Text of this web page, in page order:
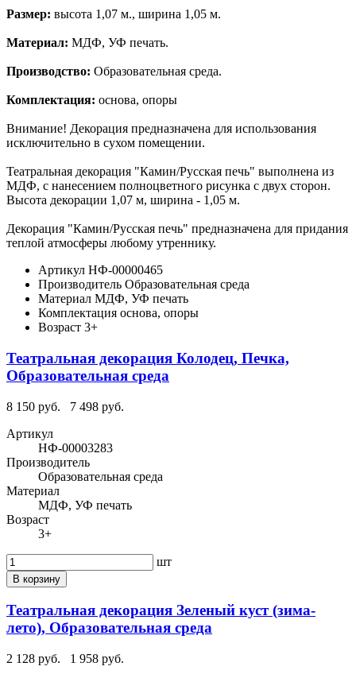
Размер: высота 1,07 м., ширина 1,05 м.
Материал: МДФ, УФ печать.
Производство: Образовательная среда.
Комплектация: основа, опоры
Внимание! Декорация предназначена для использования
исключительно в сухом помещении.
Театральная декорация "Камин/Русская печь" выполнена из
МДФ, с нанесением полноцветного рисунка с двух сторон.
Высота декорации 1,07 м, ширина - 1,05 м.
Декорация "Камин/Русская печь" предназначена для придания
теплой атмосферы любому утреннику.
Артикул НФ-00000465
Производитель Образовательная среда
Материал МДФ, УФ печать
Комплектация основа, опоры
Возраст 3+
Театральная декорация Колодец, Печка,
Образовательная среда
8 150 руб.
7 498 руб.
Артикул
НФ-00003283
Производитель
Образовательная среда
Материал
МДФ, УФ печать
Возраст
3+
шт
В корзину
Театральная декорация Зеленый куст (зима-
лето), Образовательная среда
2 128 руб.
1 958 руб.